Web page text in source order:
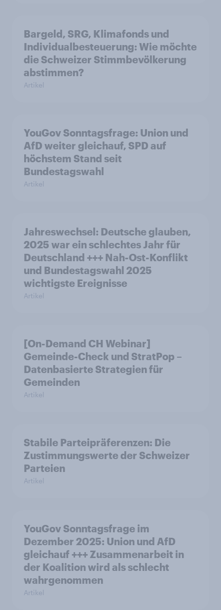
Bargeld, SRG, Klimafonds und
Individualbesteuerung: Wie möchte
die Schweizer Stimmbevölkerung
abstimmen?
Artikel
YouGov Sonntagsfrage: Union und
AfD weiter gleichauf, SPD auf
höchstem Stand seit
Bundestagswahl
Artikel
Jahreswechsel: Deutsche glauben,
2025 war ein schlechtes Jahr für
Deutschland +++ Nah-Ost-Konflikt
und Bundestagswahl 2025
wichtigste Ereignisse
Artikel
[On-Demand CH Webinar]
Gemeinde-Check und StratPop –
Datenbasierte Strategien für
Gemeinden
Artikel
Stabile Parteipräferenzen: Die
Zustimmungswerte der Schweizer
Parteien
Artikel
YouGov Sonntagsfrage im
Dezember 2025: Union und AfD
gleichauf +++ Zusammenarbeit in
der Koalition wird als schlecht
wahrgenommen
Artikel